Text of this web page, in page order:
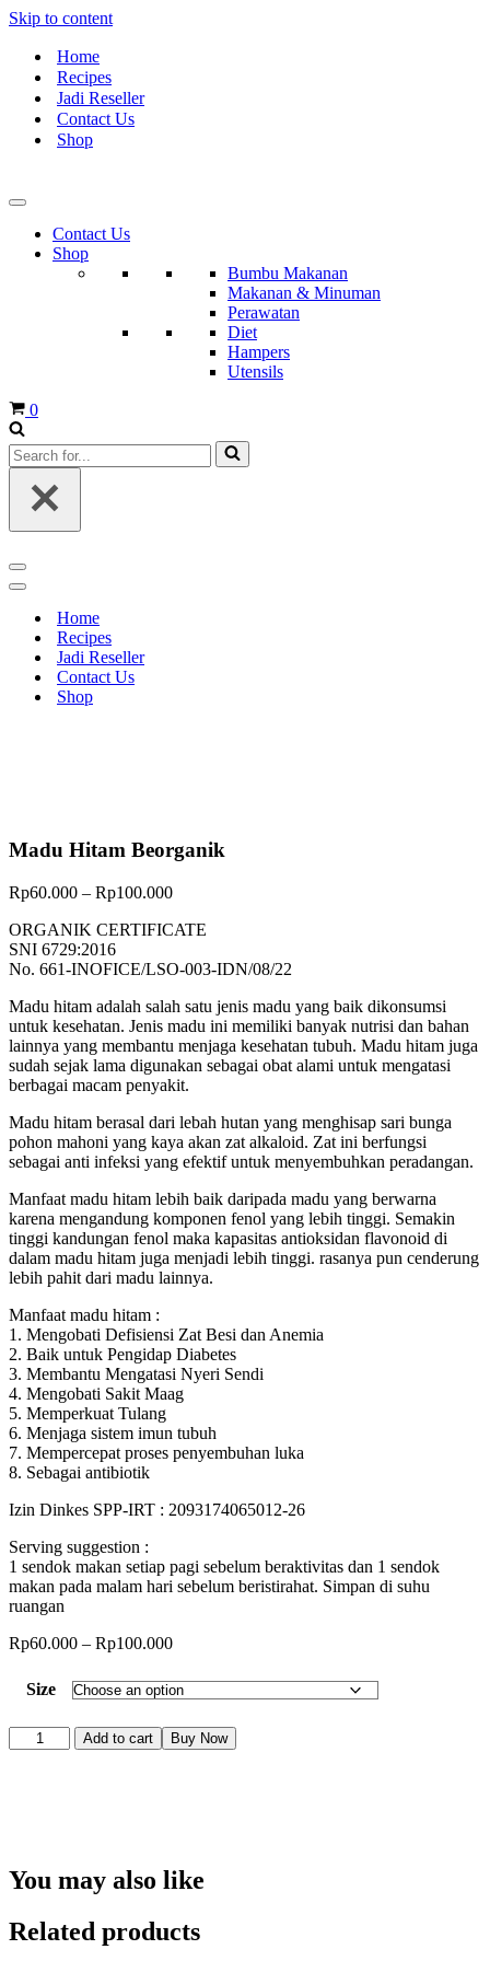
Skip to content
Home
Recipes
Jadi Reseller
Contact Us
Shop
Contact Us
Shop
Bumbu Makanan
Makanan & Minuman
Perawatan
Diet
Hampers
Utensils
Cart
0
Search
for...
Navigation
Menu
Navigation
Home
Recipes
Jadi Reseller
Contact Us
Shop
Madu Hitam Beorganik
Rp60.000 – Rp100.000
ORGANIK CERTIFICATE
SNI 6729:2016
No. 661-INOFICE/LSO-003-IDN/08/22
Madu hitam adalah salah satu jenis madu yang baik dikonsumsi
untuk kesehatan. Jenis madu ini memiliki banyak nutrisi dan bahan
lainnya yang membantu menjaga kesehatan tubuh. Madu hitam juga
sudah sejak lama digunakan sebagai obat alami untuk mengatasi
berbagai macam penyakit.
Madu hitam berasal dari lebah hutan yang menghisap sari bunga
pohon mahoni yang kaya akan zat alkaloid. Zat ini berfungsi
sebagai anti infeksi yang efektif untuk menyembuhkan peradangan.
Manfaat madu hitam lebih baik daripada madu yang berwarna
karena mengandung komponen fenol yang lebih tinggi. Semakin
tinggi kandungan fenol maka kapasitas antioksidan flavonoid di
dalam madu hitam juga menjadi lebih tinggi. rasanya pun cenderung
lebih pahit dari madu lainnya.
Manfaat madu hitam :
1. Mengobati Defisiensi Zat Besi dan Anemia
2. Baik untuk Pengidap Diabetes
3. Membantu Mengatasi Nyeri Sendi
4. Mengobati Sakit Maag
5. Memperkuat Tulang
6. Menjaga sistem imun tubuh
7. Mempercepat proses penyembuhan luka
8. Sebagai antibiotik
Izin Dinkes SPP-IRT : 2093174065012-26
Serving suggestion :
1 sendok makan setiap pagi sebelum beraktivitas dan 1 sendok
makan pada malam hari sebelum beristirahat. Simpan di suhu
ruangan
Rp60.000 – Rp100.000
Size
Madu
Hitam
Add to cart Buy Now
You may also like
Related products